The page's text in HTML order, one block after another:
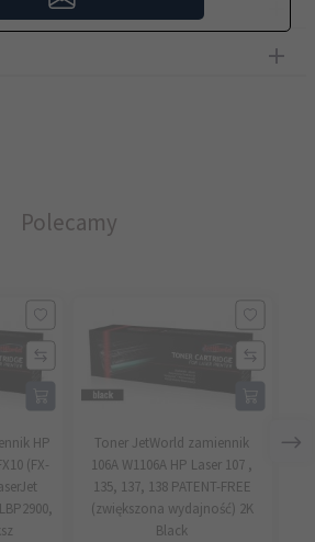
Polecamy
HP
(FX-
Toner JetWorld zamiennik
106A W1106A HP Laser 107 ,
135, 137, 138 PATENT-FREE
(zwiększona wydajność) 2K
Black